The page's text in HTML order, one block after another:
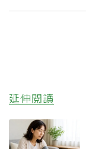
延伸閱讀